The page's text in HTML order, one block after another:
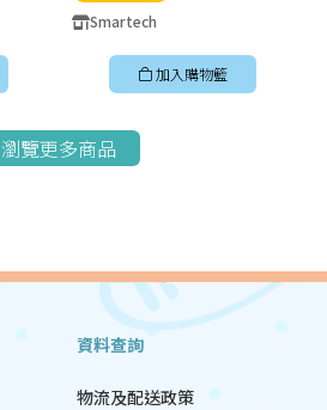
Smartech
加入購物籃
瀏覽更多商品
資料查詢
物流及配送政策